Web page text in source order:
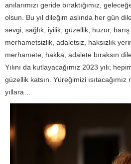
anılarımızı geride bıraktığımız,
olsun. Bu yıl dileğim aslında her gün
sevgi, sağlık, iyilik, güzellik, huzur,
merhametsizlik, adaletsiz, haksızlık
merhamete, hakka, adalete bıraksın
Yılını da kutlayacağımız 2023 yılı;
güzellik katsın. Yüreğimizi
yıllara…